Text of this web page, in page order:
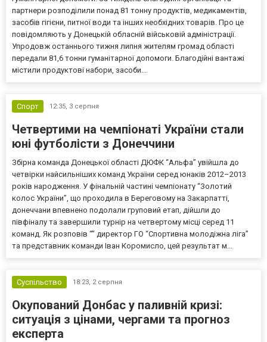
партнери розподілили понад 81 тонну продуктів, медикаментів,
засобів гігієни, питної води та інших необхідних товарів. Про це
повідомляють у Донецькій обласній військовій адміністрації.
Упродовж останнього тижня липня жителям громад області
передали 81,6 тонни гуманітарної допомоги. Благодійні вантажі
містили продуктові набори, засоби...
Спорт 12:35, 3 серпня
Четвертими на чемпіонаті України стали
юні футболісти з Донеччини
Збірна команда Донецької області ДЮФК “Альфа” увійшла до
четвірки найсильніших команд України серед юнаків 2012–2013
років народження. У фінальній частині чемпіонату “Золотий
колос України”, що проходила в Береговому на Закарпатті,
донеччани впевнено подолали груповий етап, дійшли до
півфіналу та завершили турнір на четвертому місці серед 11
команд. Як розповів “” директор ГО “Спортивна молодіжна ліга”
та представник команди Іван Коромисло, цей результат м...
Суспільство 18:23, 2 серпня
Окупований Донбас у паливній кризі:
ситуація з цінами, чергами та прогноз
експерта